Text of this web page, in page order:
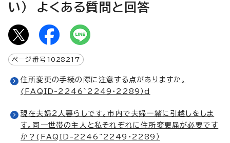
い） よくある質問と回答
ページ番号 1028217
住所変更の手続の際に注意する点がありますか。
(FAQID-2246~2249・2289）d
現在夫婦2人暮らしです。市内で夫婦一緒に引越しをしま
す。同一世帯の主人と私それぞれに住所変更届が必要です
か？(FAQID-2246~2249・2289）